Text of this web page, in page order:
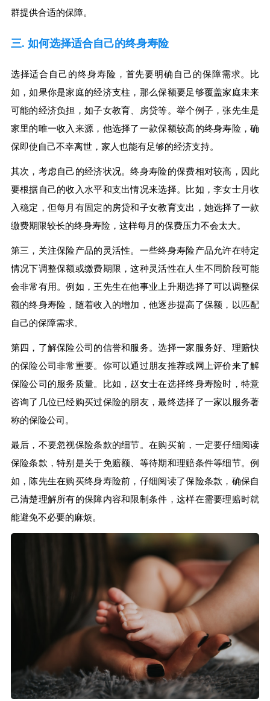
群提供合适的保障。
三. 如何选择适合自己的终身寿险
选择适合自己的终身寿险，首先要明确自己的保障需求。比
如，如果你是家庭的经济支柱，那么保额要足够覆盖家庭未来
可能的经济负担，如子女教育、房贷等。举个例子，张先生是
家里的唯一收入来源，他选择了一款保额较高的终身寿险，确
保即使自己不幸离世，家人也能有足够的经济支持。
其次，考虑自己的经济状况。终身寿险的保费相对较高，因此
要根据自己的收入水平和支出情况来选择。比如，李女士月收
入稳定，但每月有固定的房贷和子女教育支出，她选择了一款
缴费期限较长的终身寿险，这样每月的保费压力不会太大。
第三，关注保险产品的灵活性。一些终身寿险产品允许在特定
情况下调整保额或缴费期限，这种灵活性在人生不同阶段可能
会非常有用。例如，王先生在他事业上升期选择了可以调整保
额的终身寿险，随着收入的增加，他逐步提高了保额，以匹配
自己的保障需求。
第四，了解保险公司的信誉和服务。选择一家服务好、理赔快
的保险公司非常重要。你可以通过朋友推荐或网上评价来了解
保险公司的服务质量。比如，赵女士在选择终身寿险时，特意
咨询了几位已经购买过保险的朋友，最终选择了一家以服务著
称的保险公司。
最后，不要忽视保险条款的细节。在购买前，一定要仔细阅读
保险条款，特别是关于免赔额、等待期和理赔条件等细节。例
如，陈先生在购买终身寿险前，仔细阅读了保险条款，确保自
己清楚理解所有的保障内容和限制条件，这样在需要理赔时就
能避免不必要的麻烦。